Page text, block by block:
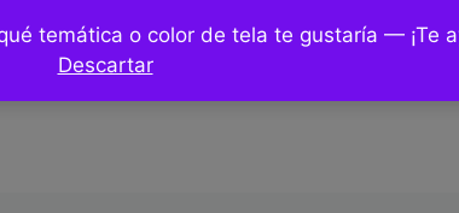
temática o color de tela te gustaría — ¡Te
Descartar
Hazlo tu mismo / DIY